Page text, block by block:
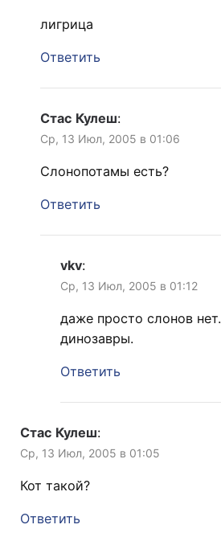
лигрица
Ответить
Стас Кулеш:
Ср, 13 Июл, 2005 в 01:06
Слонопотамы есть?
Ответить
vkv:
Ср, 13 Июл, 2005 в 01:12
даже просто слонов
динозавры.
Ответить
Стас Кулеш:
Ср, 13 Июл, 2005 в 01:05
Кот такой?
Ответить